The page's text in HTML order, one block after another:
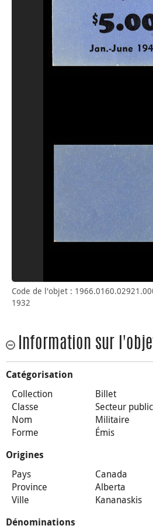
Code de l'objet :
1932
Information sur
Catégorisation
Collection
Billet
Classe
Secteur public
Nom
Militaire
Forme
Émis
Origines
Pays
Canada
Province
Alberta
Ville
Kananaskis
Dénominations